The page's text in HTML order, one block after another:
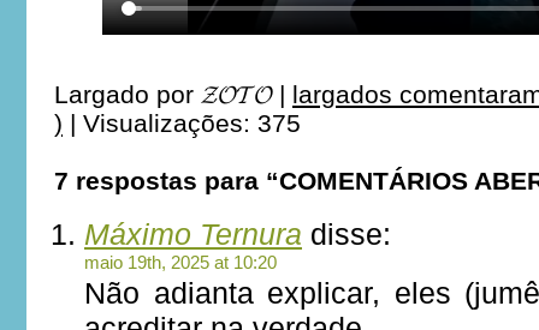
Largado por 𝓩𝓞𝓣𝓞| largados
) | Visualizações: 375
7 respostas para “COMENTÁRIOS
Máximo Ternura disse:
maio 19th, 2025 at 10:20
Não adianta explicar, eles